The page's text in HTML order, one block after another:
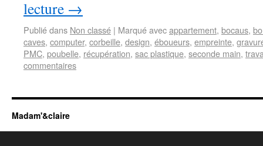
lecture →
Publié dans Non classé | Marqué avecappartement, bocaus,
caves, computer, corbeille, design, éboueurs, empreinte,
PMC, poubelle, récupération, sac plastique, seconde main,
commentaires
Madam'&claire